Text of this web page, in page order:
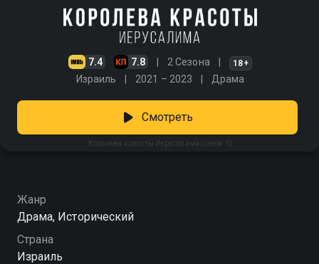
7.4 7.8 2 Сезона 18+
Израиль 2021 – 2023 Драма
Королева красоты Иерусалима (сезон 1)
Смотреть
Жанр
Драма, Исторический
Страна
Израиль